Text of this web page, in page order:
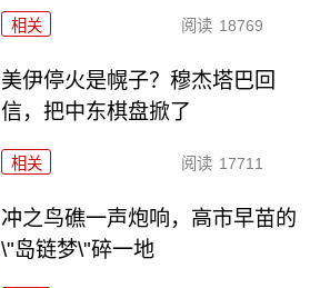
相关 阅读 18769
美伊停火是幌子？穆杰塔巴回
信，把中东棋盘掀了
相关 阅读 17711
冲之鸟礁一声炮响，高市早苗的
\"岛链梦\"碎一地